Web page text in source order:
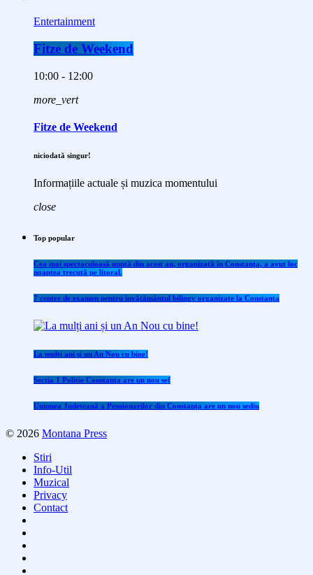
Entertainment
Fitze de Weekend
10:00 - 12:00
more_vert
Fitze de Weekend
niciodată singur!
Informațiile actuale și muzica momentului
close
Top popular
Cea mai spectaculoasă nuntă din acest an, organizată în Constanța, a avut loc
noaptea trecută pe litoral.
7 centre de examen pentru învăţământul bilingv organizate la Constanţa
La mulți ani și un An Nou cu bine!
Sectia 1 Politie Constanta are un nou sef
Uniunea Județeană a Pensionarilor din Constanța are un nou sediu
© 2026 Montana Press
Stiri
Info-Util
Muzical
Privacy
Contact